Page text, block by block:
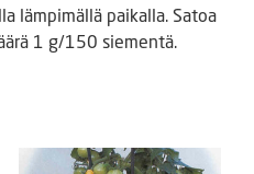
lämpimällä paikalla. Satoa
1 g/150 siementä.